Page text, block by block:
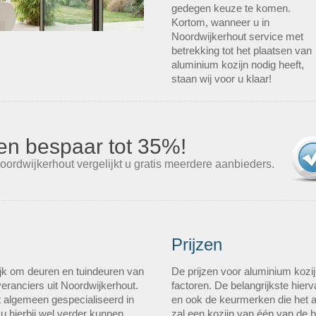
gedegen keuze te komen.
Kortom, wanneer u in
Noordwijkerhout service met
betrekking tot het plaatsen van
aluminium kozijn nodig heeft,
staan wij voor u klaar!
bespaar tot 35%!
vergelijkt u gratis meerdere aanbieders.
om deuren en tuindeuren van
uit Noordwijkerhout.
gespecialiseerd in
hierbij wel verder kunnen
Prijzen
De prijzen voor aluminium
factoren. De belangrijkste
en ook de keurmerken die het
zal een kozijn van één van de